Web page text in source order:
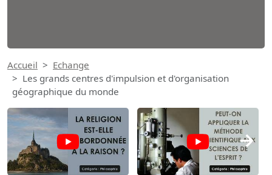
Accueil
Echange
Les grands centres d'impulsion et d'organisation
géographique du monde
→